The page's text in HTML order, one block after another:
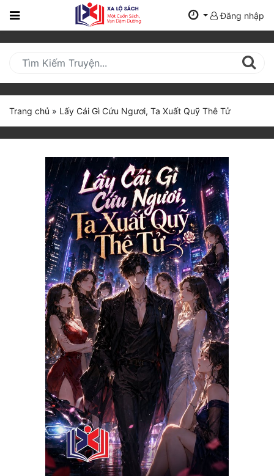
Trang
Mới
Cập
Nhật
(current)
Truyện Mới Ra
Hoàn Thành
Truyện Convert
Truyện Dịch
Truyện Nhập Môn
Truyện ngắn
Đăng nhập
Trang chủ » Lấy Cái Gì Cứu Ngươi, Ta Xuất Quỹ Thê Tử